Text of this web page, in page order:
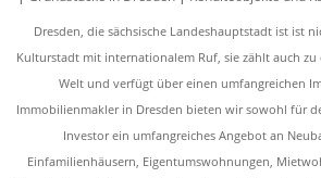
Dresden, die sächsische Landeshauptstadt ist ist
Kulturstadt mit internationalem Ruf, sie zählt auch
Welt und verfügt über einen umfangreichen
Immobilienmakler in Dresden bieten wir sowohl für
Investor ein umfangreiches Angebot an
Einfamilienhäusern, Eigentumswohnungen,